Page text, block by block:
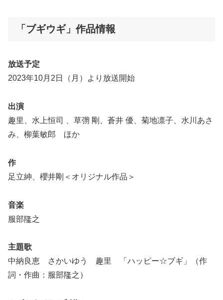
「ブギウギ」作品情報
放送予定
2023年10月2日（月）より放送開始
出演
趣里、水上恒司 、草彅 剛、蒼井 優、菊地凛子、水川あさ
み、柳葉敏郎 ほか
作
足立紳、櫻井剛＜オリジナル作品＞
音楽
服部隆之
主題歌
中納良恵 さかいゆう 趣里 「ハッピー☆ブギ」（作
詞・作曲：服部隆之）